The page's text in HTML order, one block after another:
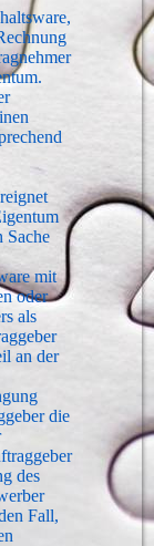
Sache
mit
oder
als
an der
die
des
Fall,